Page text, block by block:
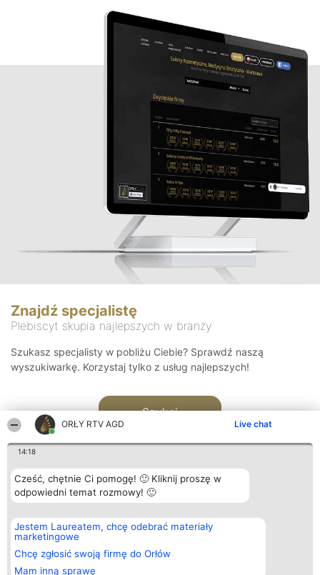
ORŁY RTV AGD Live chat
14:18
Cześć, chętnie Ci pomogę! 🙂 Kliknij proszę w
odpowiedni temat rozmowy! 🙂
Jestem Laureatem, chcę odebrać materiały
marketingowe
Chcę zgłosić swoją firmę do Orłów
Mam inną sprawę
Znajdź specjalistę
Plebiscyt skupia najlepszych w branży
Szukasz specjalisty w pobliżu Ciebie? Sprawdź naszą
wyszukiwarkę. Korzystaj tylko z usług najlepszych!
Szukaj
Organizator plebiscytu
Bright Side Solutions sp. z o.
o. sp. k.
ul. Ruska 22
Wrocław 50-079
KRS 0000749100 | Regon
Plebiscyt
Laureaci
wszystkich
Laureatów
Kontakt
Kontakt